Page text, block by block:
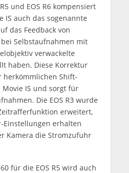
und EOS R6 kompensiert
IS auch das sogenannte
das Feedback von
Selbstaufnahmen mit
verwackelte
haben. Diese Korrektur
herkömmlichen Shift-
IS und sorgt für
Die EOS R3 wurde
erweitert,
erhalten
Kamera die Stromzufuhr
für die EOS R5 wird auch